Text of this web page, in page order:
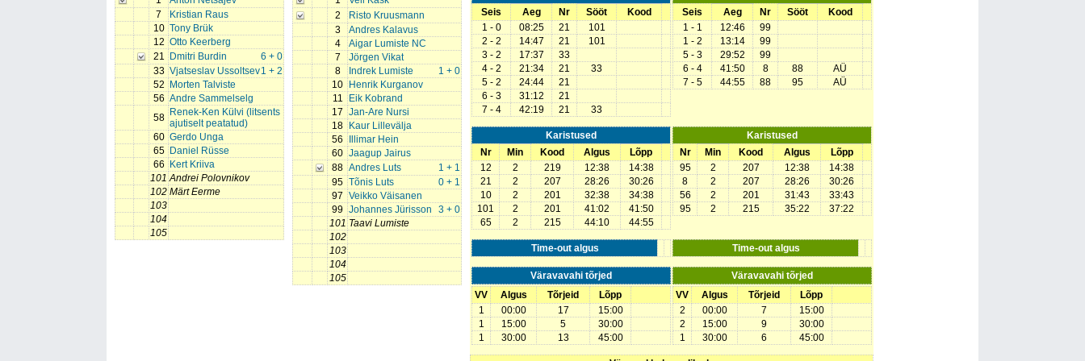
7
Kristian Raus
10 Tony Brük
12 Otto Keerberg
21
6 + 0
Dmitri Burdin
33
1 + 2
Vjatseslav Ussoltsev
52
Morten Talviste
56 Andre Sammelselg
58
Renek-Ken Külvi (litsents
ajutiselt peatatud)
60 Gerdo Unga
65
Daniel Rüsse
66
Kert Kriiva
101 Andrei Polovnikov
102 Märt Eerme
103
104
105
2
Risto Kruusmann
3
Andres Kalavus
4
Aigar Lumiste NC
7
Jörgen Vikat
8
1 + 0
Indrek Lumiste
10
Henrik Kurganov
11
Eik Kobrand
17 Jan-Are Nursi
18
Kaur Lillevälja
56
Illimar Hein
60 Jaagup Jairus
88
1 + 1
Andres Luts
95
0 + 1
Tõnis Luts
97 Veikko Väisanen
99
3 + 0
Johannes Jürisson
101 Taavi Lumiste
102
103
104
105
Seis
Aeg Nr Sööt
Kood
1 - 0
08:25 21
101
2 - 2
14:47 21
101
3 - 2
17:37
33
4 - 2
21:34 21
33
5 - 2
24:44
21
6 - 3
31:12
21
7 - 4
42:19 21 33
Seis
Aeg Nr Sööt
Kood
1 - 1
12:46
99
1 - 2
13:14
99
5 - 3
29:52
99
6 - 4
41:50 8 88
AÜ
7 - 5
44:55 88 95 AÜ
Karistused
Nr
Min Kood Algus
Lõpp
12
2 219 12:38
14:38
21
2 207 28:26
30:26
10
2 201 32:38
34:38
101
2 201 41:02
41:50
65
2 215 44:10 44:55
Karistused
Nr
Min Kood Algus
Lõpp
95
2 207 12:38
14:38
8
2 207 28:26
30:26
56
2 201 31:43
33:43
95
2 215 35:22 37:22
Time-out algus Time-out algus
Väravavahi tõrjed
Väravavahi tõrjed
VV
Algus Tõrjeid
Lõpp
1
00:00 17
15:00
1
15:00 5
30:00
1
30:00 13 45:00
VV Algus Tõrjeid
Lõpp
2
00:00 7
15:00
2
15:00 9
30:00
1
30:00 6 45:00